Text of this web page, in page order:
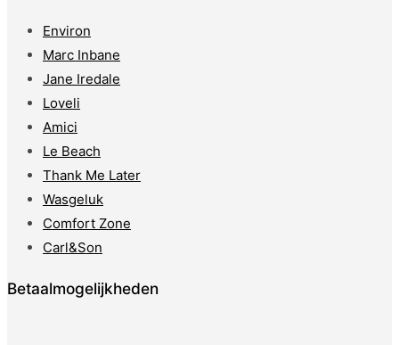
Environ
Marc Inbane
Jane Iredale
Loveli
Amici
Le Beach
Thank Me Later
Wasgeluk
Comfort Zone
Carl&Son
Betaalmogelijkheden